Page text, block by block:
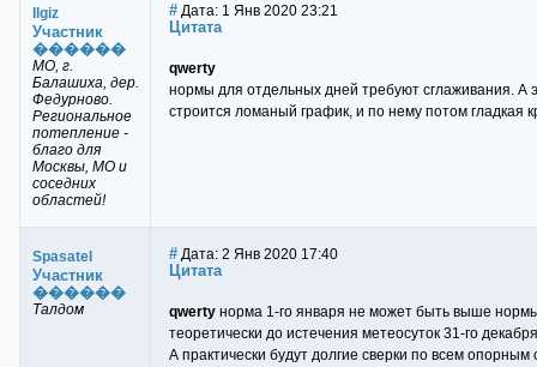
Ilgiz
Участник
������
МО, г.
Балашиха, дер.
Федурново.
Региональное
потепление -
благо для
Москвы, МО и
соседних
областей!
# Дата: 1 Янв 2020 23:21
Цитата
qwerty
нормы для отдельных дней требуют сглаживания. А
строится ломаный график, и по нему потом гладкая
Spasatel
Участник
������
Талдом
# Дата: 2 Янв 2020 17:40
Цитата
qwerty норма 1-го января не может быть выше
теоретически до истечения метеосуток 31-го
А практически будут долгие сверки по всем